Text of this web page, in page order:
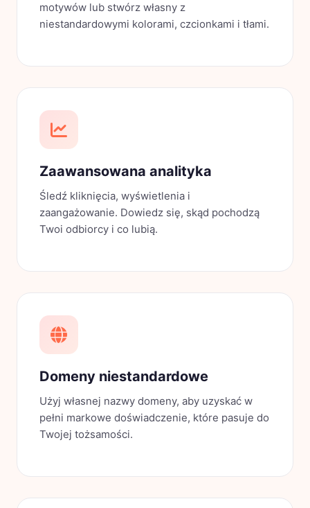
motywów lub stwórz własny z
niestandardowymi kolorami, czcionkami i tłami.
Zaawansowana analityka
Śledź kliknięcia, wyświetlenia i
zaangażowanie. Dowiedz się, skąd pochodzą
Twoi odbiorcy i co lubią.
Domeny niestandardowe
Użyj własnej nazwy domeny, aby uzyskać w
pełni markowe doświadczenie, które pasuje do
Twojej tożsamości.